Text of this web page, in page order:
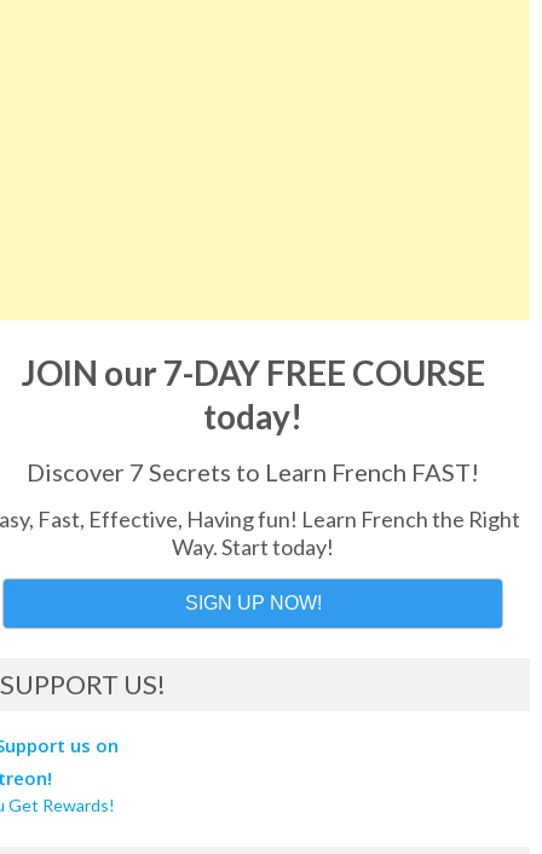
JOIN our 7-DAY FREE COURSE
today!
Discover 7 Secrets to Learn French FAST!
Fast, Effective, Having fun! Learn French the Right
Way. Start today!
SIGN UP NOW!
SUPPORT US!
Get Rewards!